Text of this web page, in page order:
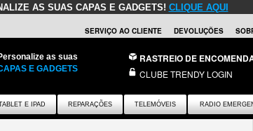
AS SUAS CAPAS E GADGETS! CLIQUE AQUI
SERVIÇO AO CLIENTE DEVOLUÇÕES
as suas
E GADGETS
RASTREIO DE
CLUBE TRENDY LOGIN
E IPAD REPARAÇÕES TELEMÓVEIS RADIO